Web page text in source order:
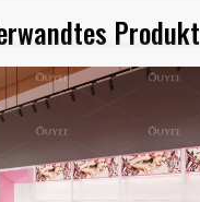
Produkt